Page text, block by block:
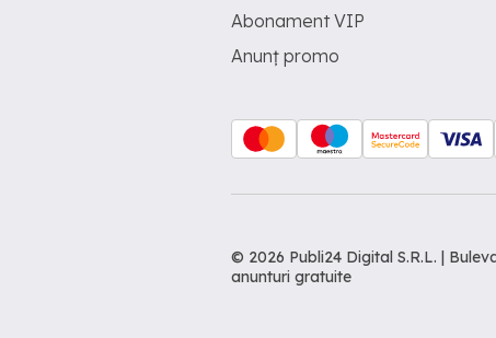
Abonament VIP
Anunț promo
© 2026 Publi24 Digital S.R.L. |
anunturi gratuite